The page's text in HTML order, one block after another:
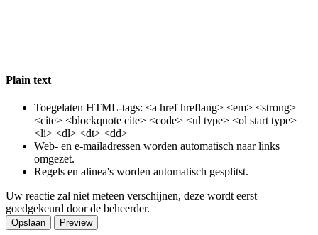
Plain text
Toegelaten HTML-tags: <a href hreflang> <em> <strong>
<cite> <blockquote cite> <code> <ul type> <ol start type>
<li> <dl> <dt> <dd>
Web- en e-mailadressen worden automatisch naar links
omgezet.
Regels en alinea's worden automatisch gesplitst.
Uw reactie zal niet meteen verschijnen, deze wordt eerst
goedgekeurd door de beheerder.